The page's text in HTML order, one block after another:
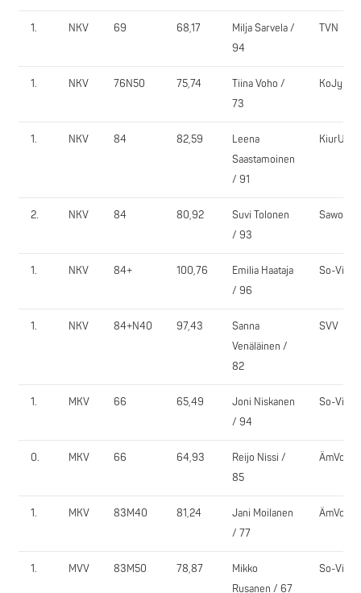
1. NKV 69 68,17
Milja Sarvela /
94
TVN
1. NKV 76N50 75,74
Tiina Voho /
73
KoJy
1. NKV 84 82,59
Leena
Saastamoinen
/ 91
KiurU
2. NKV 84 80,92
Suvi Tolonen
/ 93
Sawo
1. NKV 84+ 100,76
Emilia Haataja
/ 96
So-Vi
1. NKV 84+N40 97,43
Sanna
Venäläinen /
82
SVV
1. MKV 66 65,49
Joni Niskanen
/ 94
So-Vi
0. MKV 66 64,93
Reijo Nissi /
85
ÄmVoima
1. MKV 83M40 81,24
Jani Moilanen
/ 77
ÄmVoima
1. MVV 83M50 78,87
Mikko
Rusanen / 67
So-Vi